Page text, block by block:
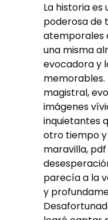
La historia
poderosa de
atemporales
una misma
evocadora y
memorables.
magistral,
imágenes
inquietantes
otro tiempo y
maravilla,
parecía a la
y